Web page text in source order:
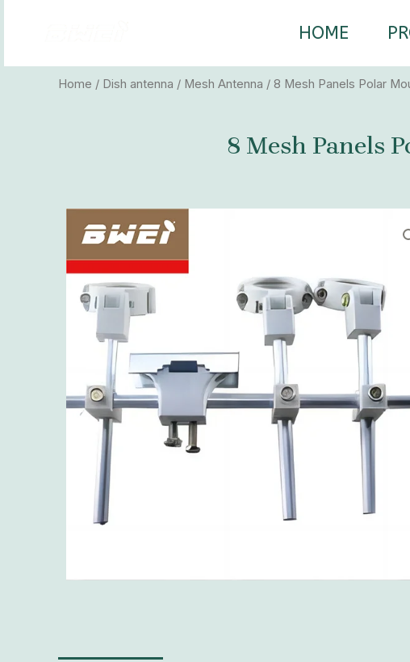
HOME
Home / Dish antenna / Mesh Antenna / 8 Mesh Panels Polar
8 Mesh Panels